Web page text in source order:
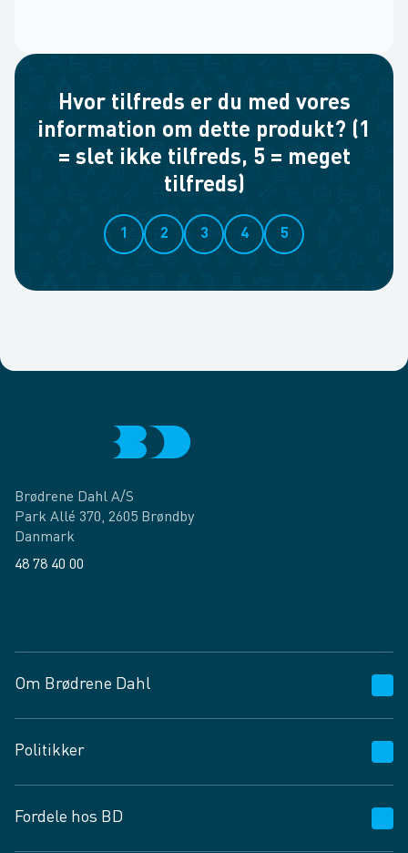
Hvor tilfreds er du med vores
information om dette produkt? (1
= slet ikke tilfreds, 5 = meget
tilfreds)
1 2 3 4 5
Brødrene Dahl A/S
Park Allé 370, 2605 Brøndby
Danmark
48 78 40 00
Om Brødrene Dahl
Vagttelefon 30 10 89 89
Spørgsmål og svar
Job og karriere
Politikker
Privatlivspolitik
Fordele hos BD